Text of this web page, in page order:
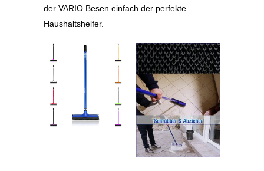
der VARIO Besen einfach der perfekte
Haushaltshelfer.